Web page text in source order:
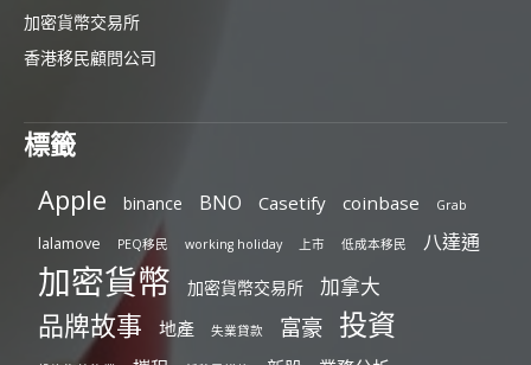
加密貨幣交易所
香港移民顧問公司
標籤
Apple binance BNO Casetify coinbase Grab
lalamove PEQ移民 working holiday 上市 低成本移民 八達通
加密貨幣 加密貨幣交易所 加拿大
品牌故事 地產 失業貸款 富豪 投資